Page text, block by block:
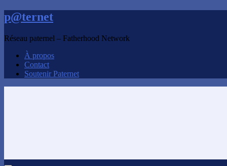
p@ternet
Réseau paternel – Fatherhood Network
À propos
Contact
Soutenir Paternet